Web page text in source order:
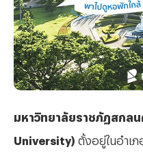
มหาวิทยาลัยราชภัฏสกลน
University) ตั้งอยู่ในอำเภ